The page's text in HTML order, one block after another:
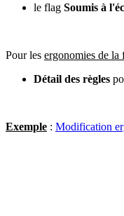
le flag Soumis à
Pour les ergonomies de
Détail des règles
Exemple : Modification